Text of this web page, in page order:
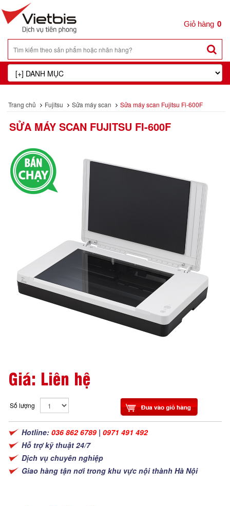
0
Trang chủ Fujitsu Sửa máy scan Sửa máy scan Fujitsu Fi-600F
SỬA MÁY SCAN FUJITSU FI-600F
Giá: Liên hệ
Số lượng
Hotline: 036 862 6789 | 0971 491 492
Hỗ trợ kỹ thuật 24/7
Dịch vụ chuyên nghiệp
Giao hàng tận nơi trong khu vực nội thành Hà Nội